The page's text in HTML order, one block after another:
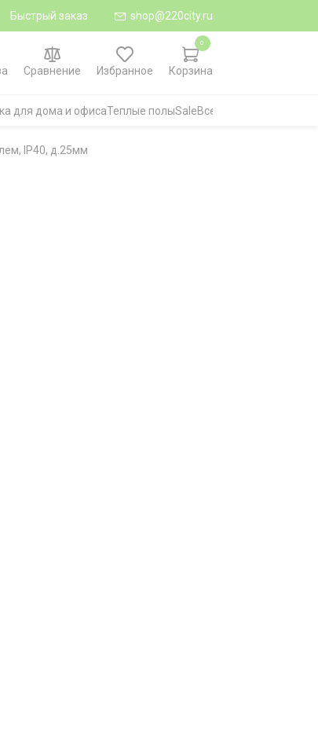
Быстрый заказ shop@220city.ru
Сравнение Избранное Корзина
0
для дома и офисаТеплые полыSaleВсе категории
IP40, д.25мм